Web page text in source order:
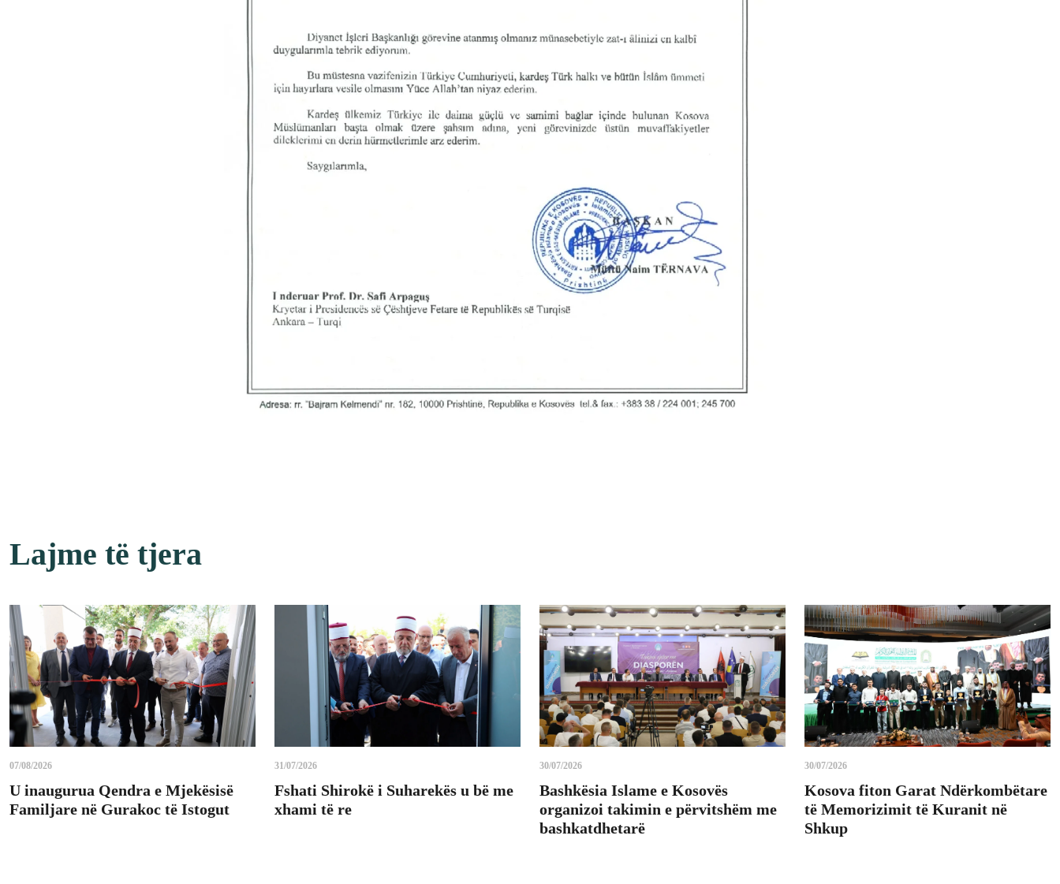
Lajme të tjera
07/08/2026
U inaugurua Qendra e Mjekësisë
Familjare në Gurakoc të Istogut
31/07/2026
Fshati Shirokë i Suharekës u bë me
xhami të re
30/07/2026
Bashkësia Islame e Kosovës
organizoi takimin e përvitshëm me
bashkatdhetarë
30/07/2026
Kosova fiton Garat Ndërkombëtare
të Memorizimit të Kuranit në
Shkup